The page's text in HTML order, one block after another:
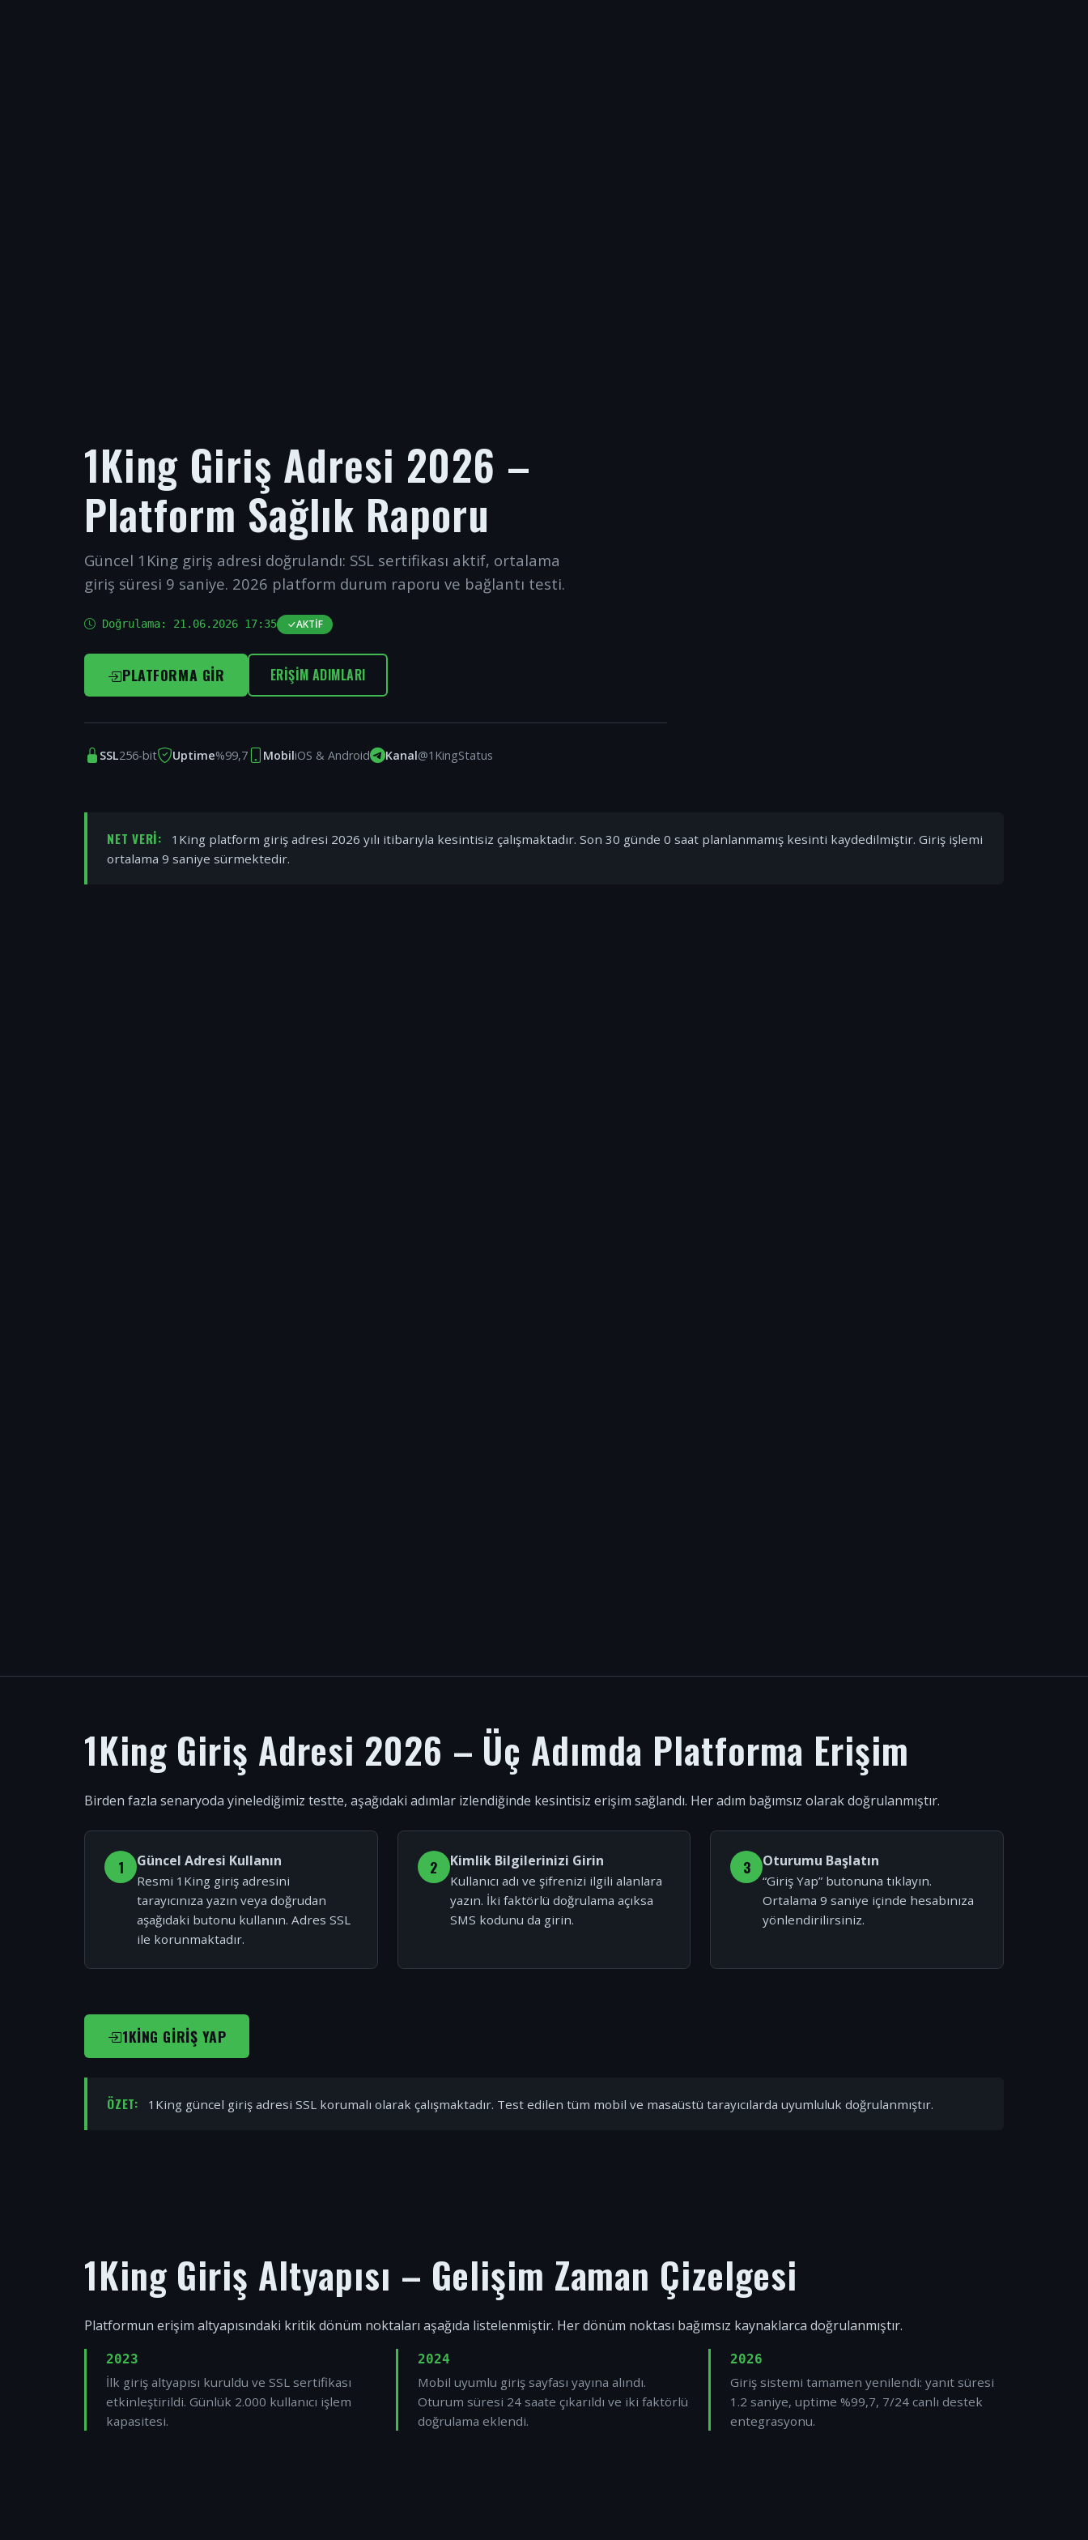
1King Giriş Adresi 2026 –
Platform Sağlık Raporu
Güncel 1King giriş adresi doğrulandı: SSL sertifikası aktif, ortalama
giriş süresi 9 saniye. 2026 platform durum raporu ve bağlantı testi.
Doğrulama: 21.06.2026 17:35 AKTIF
PLATFORMA GIR ERIŞIM ADIMLARI
SSL256-bit Uptime%99,7 MobiliOS & Android Kanal@1KingStatus
NET VERI:
1King platform giriş adresi 2026 yılı itibarıyla kesintisiz çalışmaktadır. Son 30 günde 0 saat planlanmamış kesinti kaydedilmiştir. Giriş işlemi
ortalama 9 saniye sürmektedir.
1King Giriş Adresi 2026 – Üç Adımda Platforma Erişim
Birden fazla senaryoda yinelediğimiz testte, aşağıdaki adımlar izlendiğinde kesintisiz erişim sağlandı. Her adım bağımsız olarak doğrulanmıştır.
1 Güncel Adresi Kullanın
Resmi 1King giriş adresini
tarayıcınıza yazın veya doğrudan
aşağıdaki butonu kullanın. Adres SSL
ile korunmaktadır.
2 Kimlik Bilgilerinizi Girin
Kullanıcı adı ve şifrenizi ilgili alanlara
yazın. İki faktörlü doğrulama açıksa
SMS kodunu da girin.
3 Oturumu Başlatın
“Giriş Yap” butonuna tıklayın.
Ortalama 9 saniye içinde hesabınıza
yönlendirilirsiniz.
1KING GIRIŞ YAP
ÖZET: 1King güncel giriş adresi SSL korumalı olarak çalışmaktadır. Test edilen tüm mobil ve masaüstü tarayıcılarda uyumluluk doğrulanmıştır.
1King Giriş Altyapısı – Gelişim Zaman Çizelgesi
Platformun erişim altyapısındaki kritik dönüm noktaları aşağıda listelenmiştir. Her dönüm noktası bağımsız kaynaklarca doğrulanmıştır.
2023
İlk giriş altyapısı kuruldu ve SSL sertifikası
etkinleştirildi. Günlük 2.000 kullanıcı işlem
kapasitesi.
2024
Mobil uyumlu giriş sayfası yayına alındı.
Oturum süresi 24 saate çıkarıldı ve iki faktörlü
doğrulama eklendi.
2026
Giriş sistemi tamamen yenilendi: yanıt süresi
1.2 saniye, uptime %99,7, 7/24 canlı destek
entegrasyonu.